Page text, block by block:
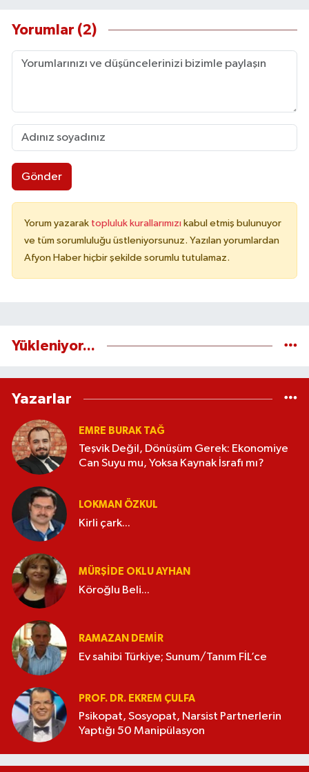
Yorumlar (2)
Gönder
Yorum yazarak topluluk kurallarımızı kabul etmiş bulunuyor
ve tüm sorumluluğu üstleniyorsunuz. Yazılan yorumlardan
Afyon Haber hiçbir şekilde sorumlu tutulamaz.
Yükleniyor...
Yazarlar
EMRE BURAK TAĞ
Teşvik Değil, Dönüşüm Gerek: Ekonomiye
Can Suyu mu, Yoksa Kaynak İsrafı mı?
LOKMAN ÖZKUL
Kirli çark...
MÜRŞIDE OKLU AYHAN
Köroğlu Beli...
RAMAZAN DEMİR
Ev sahibi Türkiye; Sunum/Tanım FİL’ce
PROF. DR. EKREM ÇULFA
Psikopat, Sosyopat, Narsist Partnerlerin
Yaptığı 50 Manipülasyon